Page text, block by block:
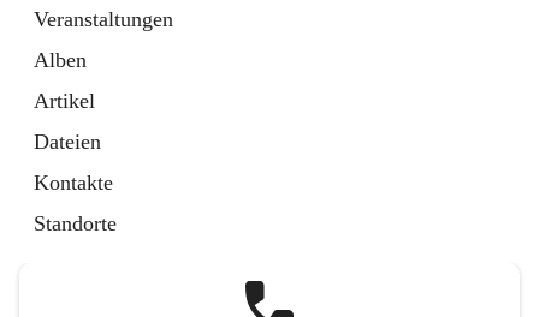
Veranstaltungen
Alben
Artikel
Dateien
Kontakte
Standorte